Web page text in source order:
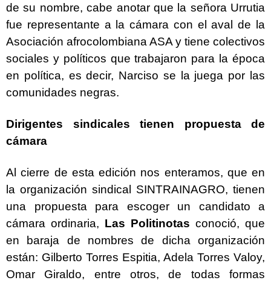
de su nombre, cabe anotar que la señora Urrutia
fue representante a la cámara con el aval de la
Asociación afrocolombiana ASA y tiene colectivos
sociales y políticos que trabajaron para la época
en política, es decir, Narciso se la juega por las
comunidades negras.
Dirigentes sindicales tienen propuesta de
cámara
Al cierre de esta edición nos enteramos, que en
la organización sindical SINTRAINAGRO, tienen
una propuesta para escoger un candidato a
cámara ordinaria, Las Politinotas conoció, que
en baraja de nombres de dicha organización
están: Gilberto Torres Espitia, Adela Torres Valoy,
Omar Giraldo, entre otros, de todas formas